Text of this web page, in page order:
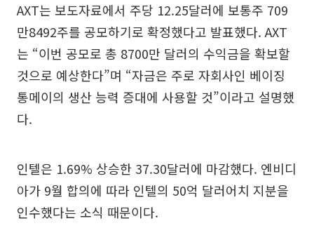
AXT는 보도자료에서 주당 12.25달러에 보통주 709
만8492주를 공모하기로 확정했다고 발표했다. AXT
는 “이번 공모로 총 8700만 달러의 수익금을 확보할
것으로 예상한다”며 “자금은 주로 자회사인 베이징
통메이의 생산 능력 증대에 사용할 것”이라고 설명했
다.
인텔은 1.69% 상승한 37.30달러에 마감했다. 엔비디
아가 9월 합의에 따라 인텔의 50억 달러어치 지분을
인수했다는 소식 때문이다.